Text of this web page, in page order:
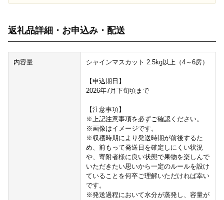
返礼品詳細・お申込み・配送
内容量 シャインマスカット 2.5kg以上（4～6房）
【申込期日】
2026年7月下旬頃まで
【注意事項】
※上記注意事項を必ずご確認ください。
※画像はイメージです。
※収穫時期により発送時期が前後するた
め、前もって発送日を確定しにくい状況
や、寄附者様に良い状態で果物を楽しんで
いただきたい思いから一定のルールを設け
ていることを何卒ご理解いただければ幸い
です。
※発送過程において水分が蒸発し、容量が